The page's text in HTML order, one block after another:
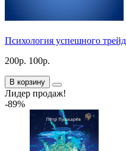
Психология успешного
200р. 100р.
В корзину
Лидер продаж!
-89%